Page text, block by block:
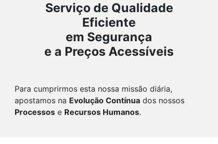
Serviço de Qualidade
Eficiente
em Segurança
e a Preços Acessíveis
Para cumprirmos esta nossa missão diária,
apostamos na Evolução Contínua dos nossos
Processos e Recursos Humanos.